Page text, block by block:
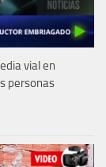
vial en
personas